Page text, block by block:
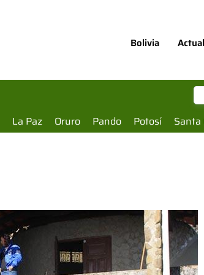
Bolivia
La Paz Oruro Pando Potosí Santa